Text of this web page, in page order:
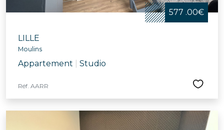
577 .00€
LILLE
Moulins
Appartement Studio
Réf. AARR